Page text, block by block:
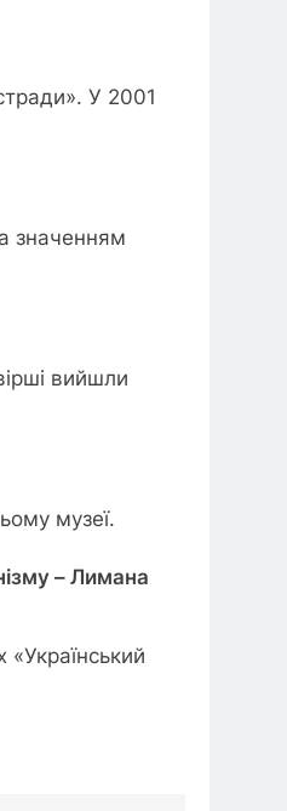
У 2001
значенням
вийшли
музеї.
– Лимана
«Український